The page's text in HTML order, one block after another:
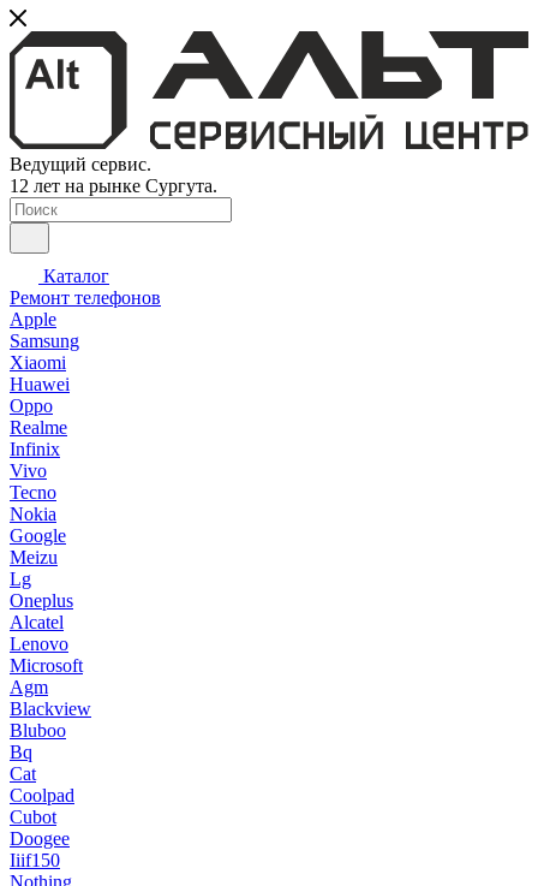
Ведущий сервис.
12 лет на рынке Сургута.
Каталог
Ремонт телефонов
Apple
Samsung
Xiaomi
Huawei
Oppo
Realme
Infinix
Vivo
Tecno
Nokia
Google
Meizu
Lg
Oneplus
Alcatel
Lenovo
Microsoft
Agm
Blackview
Bluboo
Bq
Cat
Coolpad
Cubot
Doogee
Iiif150
Nothing